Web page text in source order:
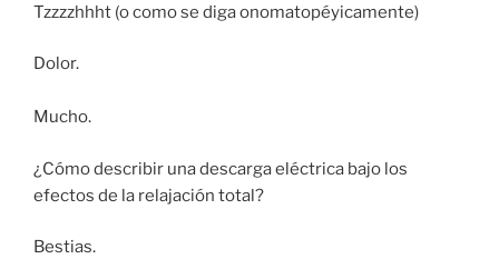
Tzzzzhhht (o como se diga onomatopéyicamente)
Dolor.
Mucho.
¿Cómo describir una descarga eléctrica bajo los
efectos de la relajación total?
Bestias.